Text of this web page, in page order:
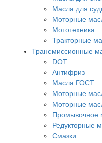
Масла для
Моторные
Мототехника
Тракторные
Трансмиссионные
DOT
Антифриз
Масла ГОСТ
Моторные
Моторные
Промывочное
Редукторные
Смазки